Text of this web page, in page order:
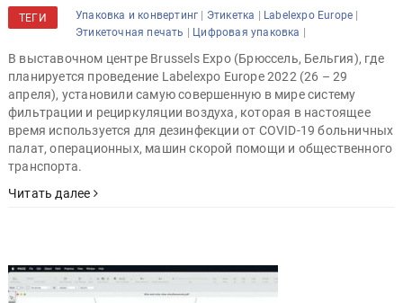
ТЕГИ Упаковка и конвертинг | Этикетка | Labelexpo Europe |
Этикеточная печать | Цифровая упаковка |
В выставочном центре Brussels Expo (Брюссель, Бельгия), где
планируется проведение Labelexpo Europe 2022 (26 – 29
апреля), установили самую совершенную в мире систему
фильтрации и рециркуляции воздуха, которая в настоящее
время используется для дезинфекции от COVID-19 больничных
палат, операционных, машин скорой помощи и общественного
транспорта.
Читать далее